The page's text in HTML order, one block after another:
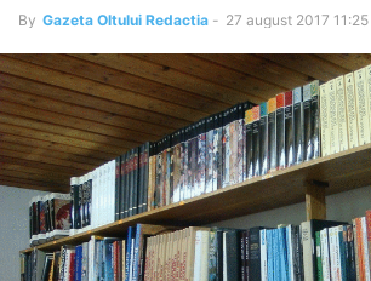
By Gazeta Oltului Redactia - 27 august 2017 11:25